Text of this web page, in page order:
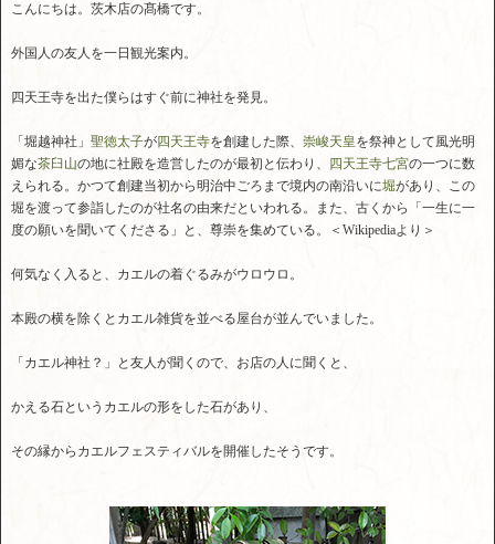
こんにちは。茨木店の髙橋です。
外国人の友人を一日観光案内。
四天王寺を出た僕らはすぐ前に神社を発見。
「堀越神社」 聖徳太子が四天王寺を創建した際、 崇峻天皇を祭神として風光明
媚な茶臼山の地に社殿を造営したのが最初と伝わり、 四天王寺七宮の一つに数
えられる。かつて創建当初から明治中ごろまで境内の南沿いに堀があり、この
堀を渡って参詣したのが社名の由来だといわれる。また、古くから「一生に一
度の願いを聞いてくださる」と、尊崇を集めている。＜Wikipediaより＞
何気なく入ると、カエルの着ぐるみがウロウロ。
本殿の横を除くとカエル雑貨を並べる屋台が並んでいました。
「カエル神社？」と友人が聞くので、お店の人に聞くと、
かえる石というカエルの形をした石があり、
その縁からカエルフェスティバルを開催したそうです。